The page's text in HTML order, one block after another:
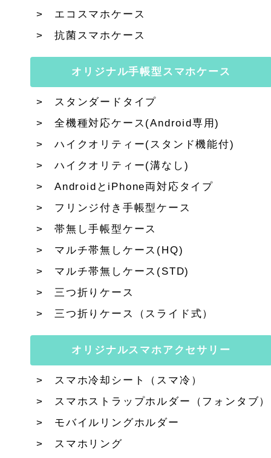
エコスマホケース
抗菌スマホケース
オリジナル手帳型スマホケース
スタンダードタイプ
全機種対応ケース(Android専用)
ハイクオリティー(スタンド機能付)
ハイクオリティー(溝なし)
AndroidとiPhone両対応タイプ
フリンジ付き手帳型ケース
帯無し手帳型ケース
マルチ帯無しケース(HQ)
マルチ帯無しケース(STD)
三つ折りケース
三つ折りケース（スライド式）
オリジナルスマホアクセサリー
スマホ冷却シート（スマ冷）
スマホストラップホルダー（フォンタブ）
モバイルリングホルダー
スマホリング